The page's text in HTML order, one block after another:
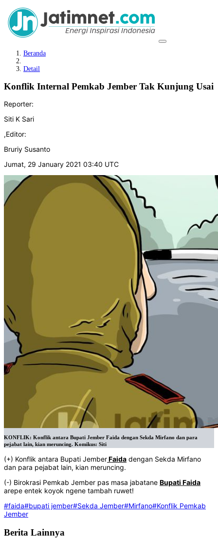
Beranda
Detail
Konflik Internal Pemkab Jember Tak Kunjung Usai
Reporter:
Siti K Sari
,Editor:
Bruriy Susanto
Jumat, 29 January 2021 03:40 UTC
KONFLIK: Konflik antara Bupati Jember Faida dengan Sekda Mirfano dan para
pejabat lain, kian meruncing. Komikus: Siti
(+) Konflik antara Bupati JemberFaida dengan Sekda Mirfano
dan para pejabat lain, kian meruncing.
(-) Birokrasi Pemkab Jember pas masa jabatane Bupati Faida
arepe entek koyok ngene tambah ruwet!
#faida#bupati jember#Sekda Jember#Mirfano#Konflik Pemkab
Jember
Berita Lainnya